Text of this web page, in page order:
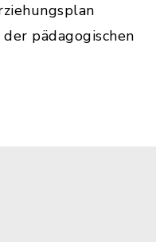
pädagogischen